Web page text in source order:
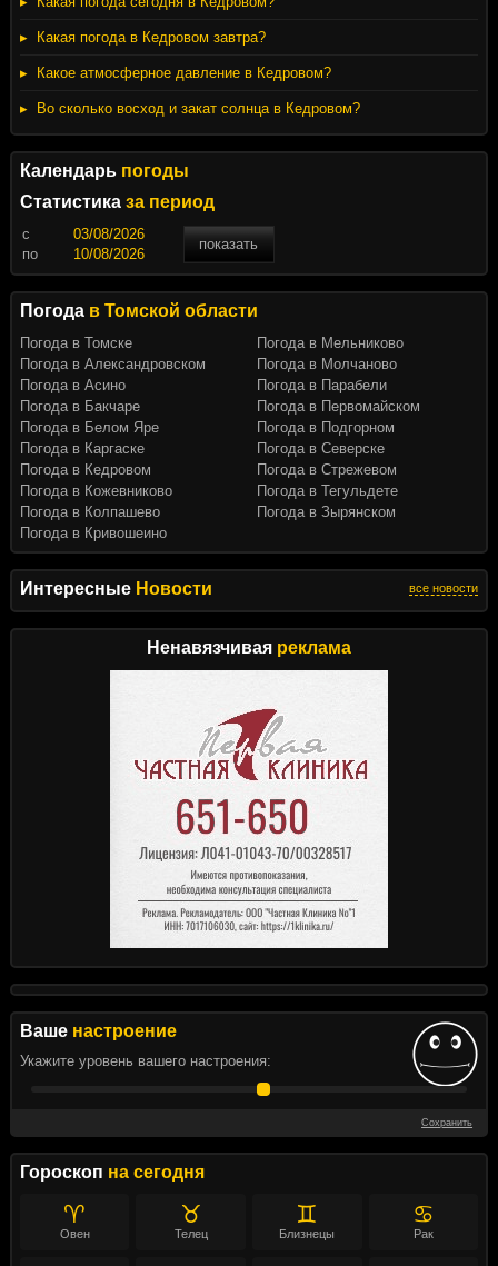
Интересные Новости все новости
Ненавязчивая реклама
Ваше настроение
Укажите уровень вашего настроения:
Сохранить
Гороскоп на сегодня
♈
Овен
♉
Телец
♊
Близнецы
♋
Рак
Какая погода в Кедровом завтра?
Какое атмосферное давление в Кедровом?
Во сколько восход и закат солнца в Кедровом?
Календарь погоды
Статистика за период
c
показать
по
Погода в Томской области
Погода в Томске
Погода в Александровском
Погода в Асино
Погода в Бакчаре
Погода в Белом Яре
Погода в Каргаске
Погода в Кедровом
Погода в Кожевниково
Погода в Колпашево
Погода в Кривошеино
Погода в Мельниково
Погода в Молчаново
Погода в Парабели
Погода в Первомайском
Погода в Подгорном
Погода в Северске
Погода в Стрежевом
Погода в Тегульдете
Погода в Зырянском